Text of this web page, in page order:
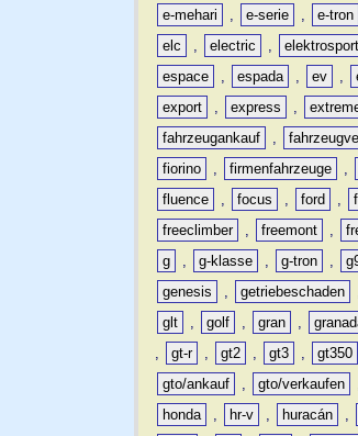
e-mehari
, e-serie , e-tron
elc
, electric ,
espace
, espada , ev ,
export
, express ,
fahrzeugankauf
,
fiorino
, firmenfahrzeuge ,
fluence
, focus , ford ,
freeclimber
, freemont ,
g
, g-klasse , g-tron ,
genesis
, getriebeschaden
glt
, golf , gran ,
,
gt-r , gt2 , gt3 , gt350
gto/ankauf
, gto/verkaufen
honda
, hr-v , huracán ,